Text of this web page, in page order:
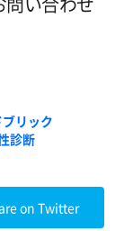
問い合わせ
リック
診断
on Twitter